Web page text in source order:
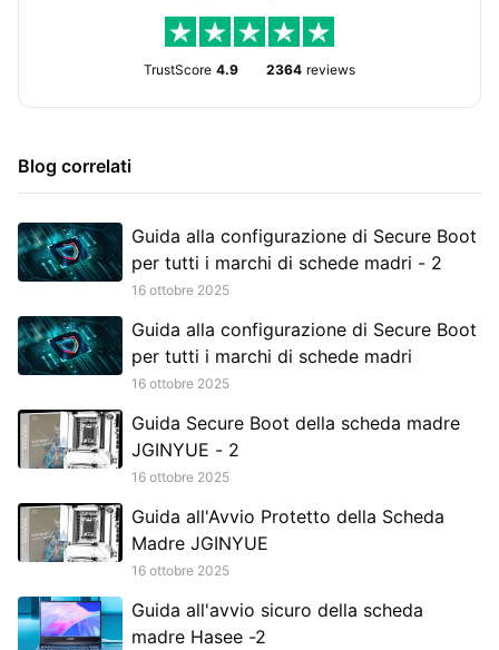
TrustScore 4.9 2364 reviews
Blog correlati
Guida alla configurazione di Secure Boot
per tutti i marchi di schede madri - 2
16 ottobre 2025
Guida alla configurazione di Secure Boot
per tutti i marchi di schede madri
16 ottobre 2025
Guida Secure Boot della scheda madre
JGINYUE - 2
16 ottobre 2025
Guida all'Avvio Protetto della Scheda
Madre JGINYUE
16 ottobre 2025
Guida all'avvio sicuro della scheda
madre Hasee -2